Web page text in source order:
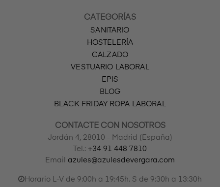
CATEGORÍAS
SANITARIO
HOSTELERÍA
CALZADO
VESTUARIO LABORAL
EPIS
BLOG
BLACK FRIDAY ROPA LABORAL
CONTACTE CON NOSOTROS
Jordán 4, 28010 - Madrid (España)
Tel.: +34 91 448 7810
Email azules@azulesdevergara.com
Horario L-V de 9:00h a 19:45h. S de 9:30h a 13:30h